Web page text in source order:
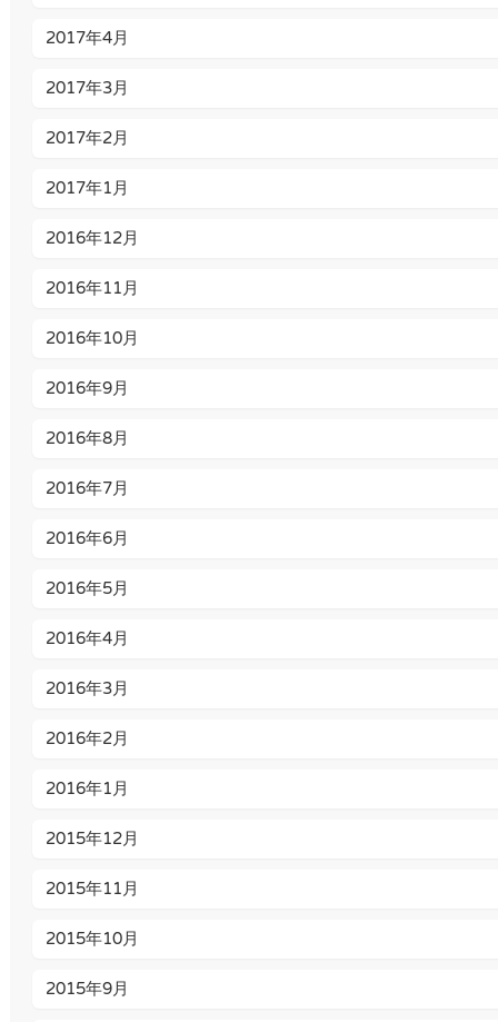
2017年4月
2017年3月
2017年2月
2017年1月
2016年12月
2016年11月
2016年10月
2016年9月
2016年8月
2016年7月
2016年6月
2016年5月
2016年4月
2016年3月
2016年2月
2016年1月
2015年12月
2015年11月
2015年10月
2015年9月